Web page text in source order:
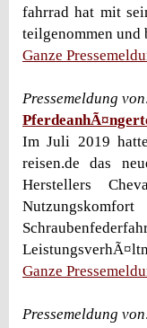
fahrrad hat mit
teilgenommen
Ganze
Pressemeldung
Im Juli 2019
reisen.de das
Herstellers
Ganze
Pressemeldung